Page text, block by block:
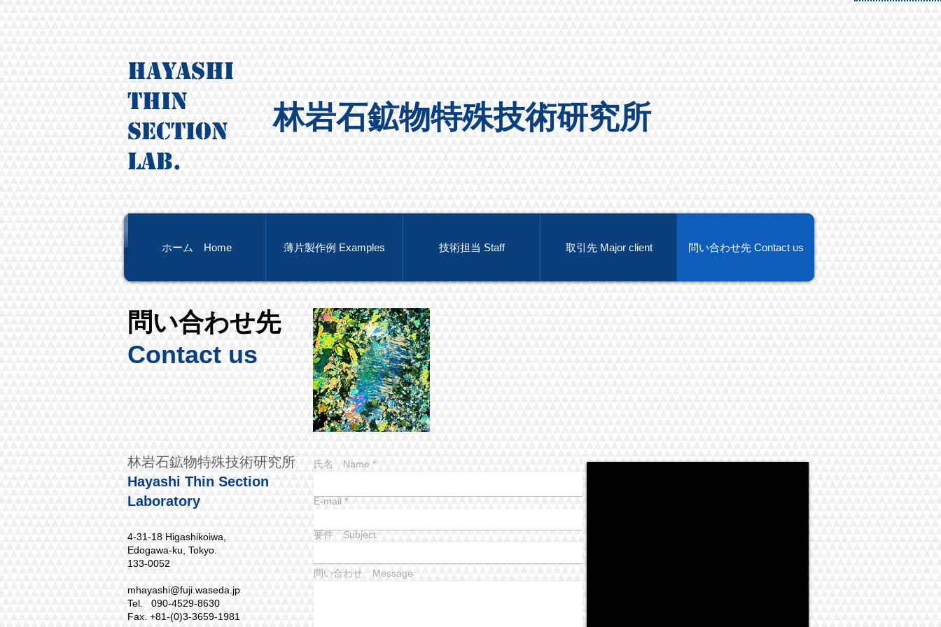
HAYASHI ​​
Thin
Section
Lab.
​林岩石鉱物特殊技術研究所
ホーム Home 薄片製作例 Examples 技術担当 Staff 取引先 Major client 問い合わせ先 Contact us
問い合わせ先
Contact us
林岩石鉱物特殊技術研究所
Hayashi Thin Section
Laboratory
4-31-18 Higashikoiwa,
Edogawa-ku, Tokyo.
133-0052
mhayashi@fuji.waseda.jp
Tel. 090-4529-8630
Fax. +81-(0)3-3659-1981
氏名 Name
E-mail
要件 Subject
問い合わせ Message